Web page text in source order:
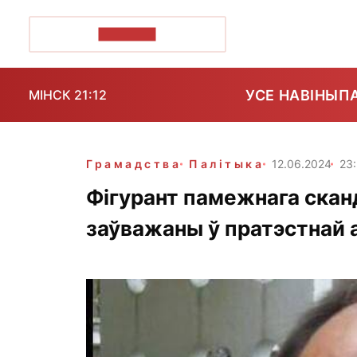
МІНСК 21:12 УСЕ НАВІНЫ
Грамадства Палітыка 12.06.2024
Фігурант памежнага
заўважаны ў пратэстнай